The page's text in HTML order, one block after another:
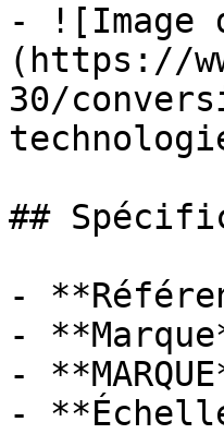
- ![Image
(https://
30/
##
-
-
-
-